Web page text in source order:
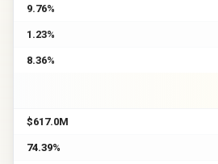
9.76%
1.23%
8.36%
$617.0M
74.39%